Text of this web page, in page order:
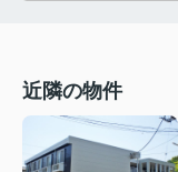
近隣の物件